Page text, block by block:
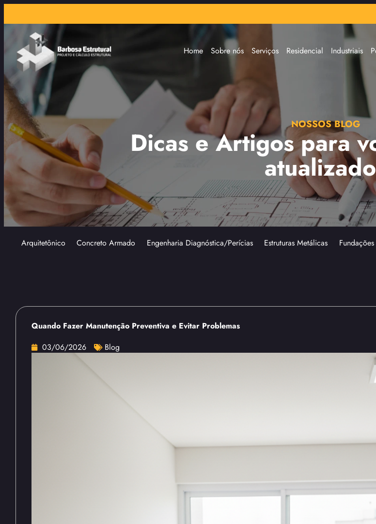
Home Sobre nós Serviços Residencial Industriais
NOSSOS BLOG
Dicas e Artigos para
Arquitetônico Concreto Armado Engenharia Diagnóstica/Perícias Estruturas Metálicas Fundações
Quando Fazer Manutenção Preventiva e Evitar Problemas
03/06/2026
Blog